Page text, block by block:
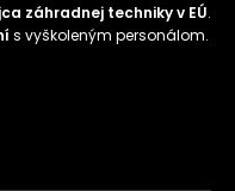
záhradnej techniky v EÚ.
s vyškoleným personálom.